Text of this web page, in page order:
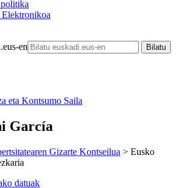
en
eta Kontsumo Saila
García
Gizarte Kontseilua > Eusko
datuak